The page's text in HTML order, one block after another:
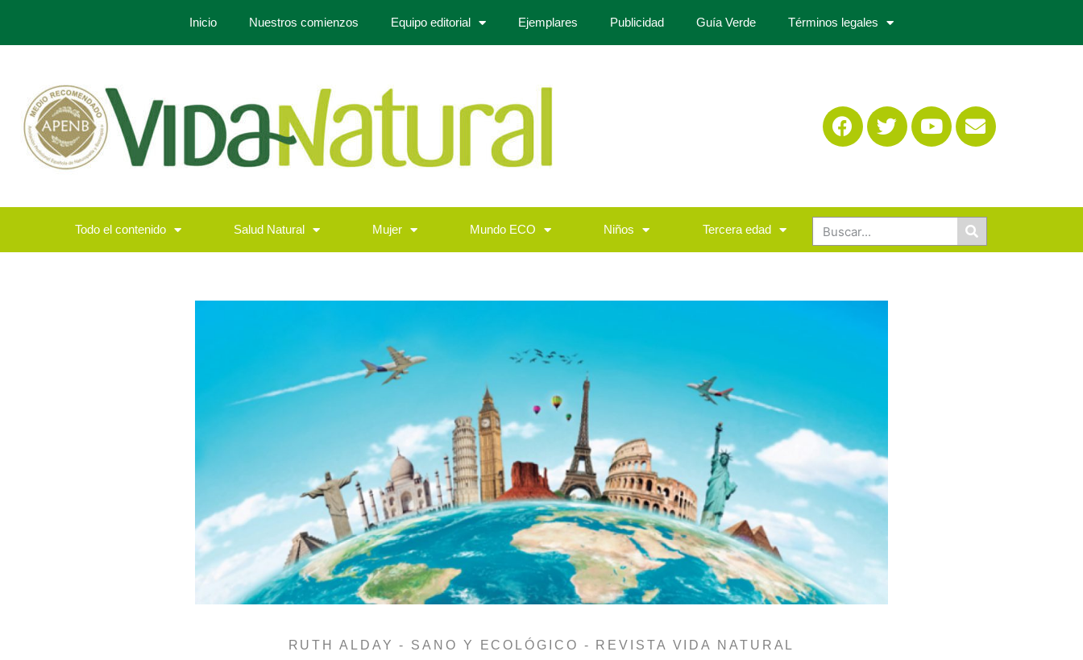
Inicio Nuestros comienzos Equipo editorial Ejemplares Publicidad Guía Verde Términos legales
Todo el contenido Salud Natural Mujer Mundo ECO Niños Tercera edad
RUTH ALDAY - SANO Y ECOLÓGICO - REVISTA VIDA NATURAL